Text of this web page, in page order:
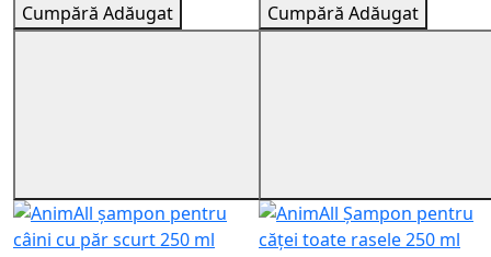
Cumpără Adăugat
Cumpără Adăugat